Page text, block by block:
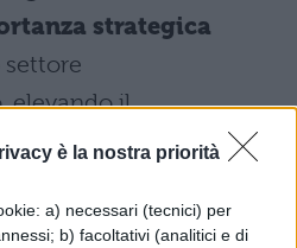
è la nostra priorità
a) necessari (tecnici) per
b) facoltativi (analitici e di
strategica
elevando il
di riferimento